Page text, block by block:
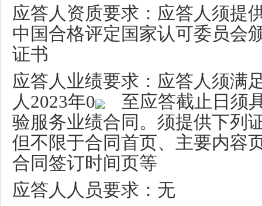
应答人资质要求：应答人须提
中国合格评定国家认可委员会
证书
应答人业绩要求：应答人须满
人2023年0
至应答截止日须
验服务业绩合同。须提供下列
但不限于合同首页、主要内容
合同签订时间页等
应答人人员要求：无